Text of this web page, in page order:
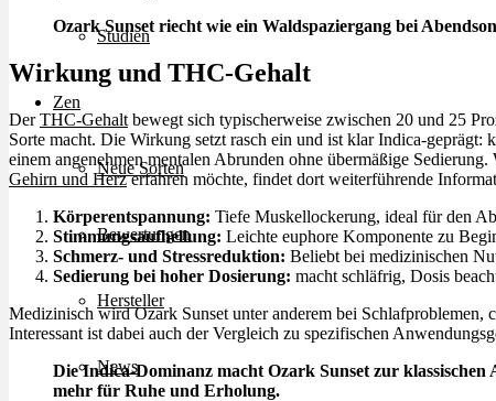
Studien
Zen
Neue Sorten
Bewertungen
Hersteller
News
Ozark Sunset riecht wie ein Waldspaziergang bei
Wirkung und THC-Gehalt
DerTHC-Gehalt bewegt sich typischerweise zwischen 20 und 25
Sorte macht. Die Wirkung setzt rasch ein und ist klar Indica-
einem angenehmen mentalen Abrunden ohne übermäßige
Gehirn und Herzerfahren möchte, findet dort weiterführende
Körperentspannung: Tiefe Muskellockerung, ideal für den
Stimmungsaufhellung: Leichte euphore Komponente zu
Schmerz- und Stressreduktion: Beliebt bei medizinischen
Sedierung bei hoher Dosierung: macht schläfrig, Dosis
Medizinisch wird Ozark Sunset unter anderem bei Schlafproblemen,
Interessant ist dabei auch der Vergleich zu spezifischen
Die Indica-Dominanz macht Ozark Sunset zur
mehr für Ruhe und Erholung.